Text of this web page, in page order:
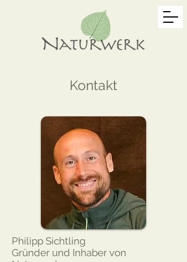
Kontakt
Philipp Sichtling
Gründer und Inhaber von